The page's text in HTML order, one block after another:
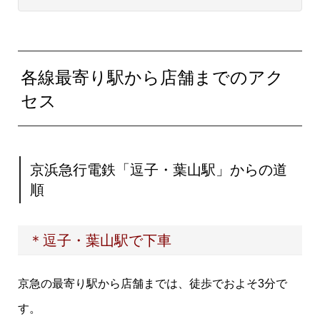
各線最寄り駅から店舗までのアク
セス
京浜急行電鉄「逗子・葉山駅」からの道
順
＊逗子・葉山駅で下車
京急の最寄り駅から店舗までは、徒歩でおよそ3分で
す。